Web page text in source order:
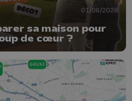
01/06/2026
sa maison pour
de cœur ?